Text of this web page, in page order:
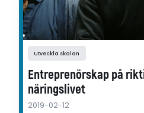
Utveckla skolan
Entreprenörskap på
näringslivet
2019-02-12